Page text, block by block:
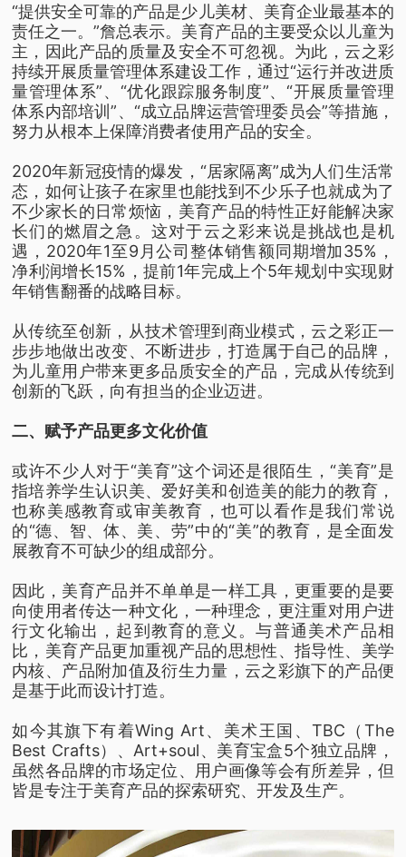
“提供安全可靠的产品是少儿美材、美育企业最基本的
责任之一。”詹总表示。美育产品的主要受众以儿童为
主，因此产品的质量及安全不可忽视。为此，云之彩
持续开展质量管理体系建设工作，通过“运行并改进质
量管理体系”、“优化跟踪服务制度”、“开展质量管理
体系内部培训”、“成立品牌运营管理委员会”等措施，
努力从根本上保障消费者使用产品的安全。
2020年新冠疫情的爆发，“居家隔离”成为人们生活常
态，如何让孩子在家里也能找到不少乐子也就成为了
不少家长的日常烦恼，美育产品的特性正好能解决家
长们的燃眉之急。这对于云之彩来说是挑战也是机
遇，2020年1至9月公司整体销售额同期增加35%，
净利润增长15%，提前1年完成上个5年规划中实现财
年销售翻番的战略目标。
从传统至创新，从技术管理到商业模式，云之彩正一
步步地做出改变、不断进步，打造属于自己的品牌，
为儿童用户带来更多品质安全的产品，完成从传统到
创新的飞跃，向有担当的企业迈进。
二、赋予产品更多文化价值
或许不少人对于“美育”这个词还是很陌生，“美育”是
指培养学生认识美、爱好美和创造美的能力的教育，
也称美感教育或审美教育，也可以看作是我们常说
的“德、智、体、美、劳”中的“美”的教育，是全面发
展教育不可缺少的组成部分。
因此，美育产品并不单单是一样工具，更重要的是要
向使用者传达一种文化，一种理念，更注重对用户进
行文化输出，起到教育的意义。与普通美术产品相
比，美育产品更加重视产品的思想性、指导性、美学
内核、产品附加值及衍生力量，云之彩旗下的产品便
是基于此而设计打造。
如今其旗下有着Wing Art、美术王国、TBC（The
Best Crafts）、Art+soul、美育宝盒5个独立品牌，
虽然各品牌的市场定位、用户画像等会有所差异，但
皆是专注于美育产品的探索研究、开发及生产。